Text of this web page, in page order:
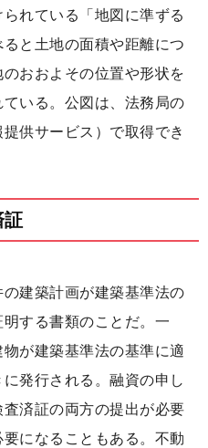
れている「地図に準ずる
と土地の面積や距離につ
おおよその位置や形状を
いる。公図は、法務局の
供サービス）で取得でき
証
建築計画が建築基準法の
する書類のことだ。一
が建築基準法の基準に適
発行される。融資の申し
済証の両方の提出が必要
になることもある。不動